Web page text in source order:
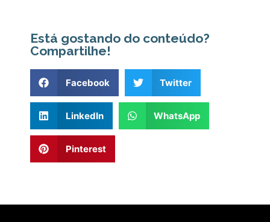
Está gostando do conteúdo?
Compartilhe!
Facebook Twitter
LinkedIn WhatsApp
Pinterest